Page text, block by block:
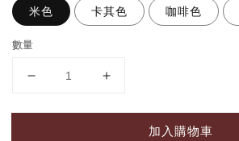
米色 卡其色 咖啡色
數量
加入購物車